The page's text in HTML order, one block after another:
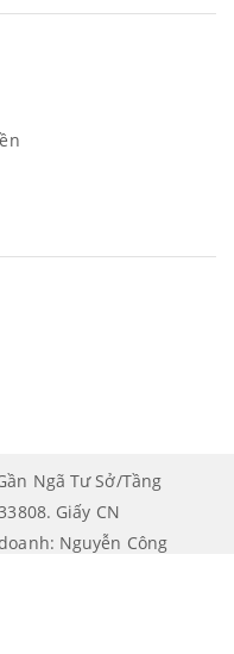
Ngã Tư Sở/Tầng
Giấy CN
Nguyễn Công